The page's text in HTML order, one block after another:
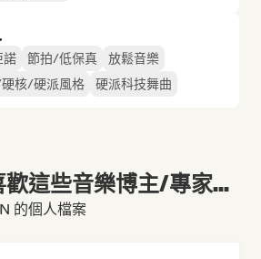
諾 節拍/低保真
放鬆音樂
核/硬派風格 硬派科技舞曲
這些音樂博主/專家...
的個人檔案